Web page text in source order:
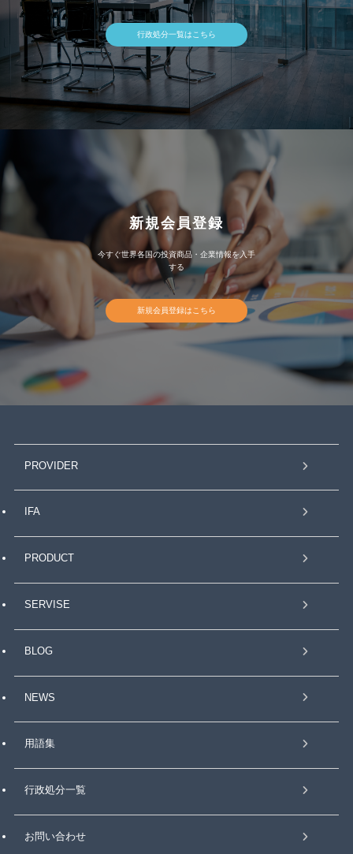
行政処分一覧はこちら
新規会員登録
今すぐ世界各国の投資商品・企業情報を入手
する
新規会員登録はこちら
PROVIDER
IFA
PRODUCT
SERVISE
BLOG
NEWS
用語集
行政処分一覧
お問い合わせ